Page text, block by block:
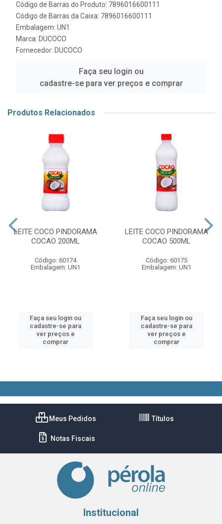
Código de Barras do Produto: 7896016600111
Código de Barras da Caixa: 7896016600111
Embalagem: UN1
Marca: DUCOCO
Fornecedor: DUCOCO
Faça seu login ou
cadastre-se para ver preços e comprar
Produtos Relacionados
LEITE COCO PINDORAMA
COCAO 200ML
Código: 60174
Embalagem: UN1
Faça seu login ou
cadastre-se para
ver preços e
comprar
LEITE COCO PINDORAMA
COCAO 500ML
Código: 60175
Embalagem: UN1
Faça seu login ou
cadastre-se para
ver preços e
comprar
Meus Pedidos Títulos
Notas Fiscais
Institucional